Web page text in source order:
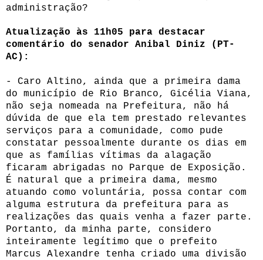
administração?
Atualização às 11h05 para destacar
comentário do senador Anibal Diniz (PT-
AC):
- Caro Altino, ainda que a primeira dama
do município de Rio Branco, Gicélia Viana,
não seja nomeada na Prefeitura, não há
dúvida de que ela tem prestado relevantes
serviços para a comunidade, como pude
constatar pessoalmente durante os dias em
que as famílias vítimas da alagação
ficaram abrigadas no Parque de Exposição.
É natural que a primeira dama, mesmo
atuando como voluntária, possa contar com
alguma estrutura da prefeitura para as
realizações das quais venha a fazer parte.
Portanto, da minha parte, considero
inteiramente legítimo que o prefeito
Marcus Alexandre tenha criado uma divisão